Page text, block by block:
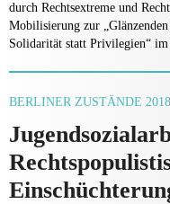
durch Rechtsextreme und
Mobilisierung zur
Solidarität statt Privilegien“
BERLINER ZUSTÄNDE 2018